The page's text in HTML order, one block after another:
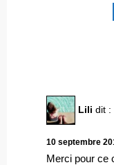
Lili dit :
10 septembre
Merci pour ce